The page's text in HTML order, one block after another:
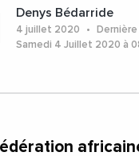
Denys Bédarride
4 juillet 2020
Samedi 4 Juillet 2020 à